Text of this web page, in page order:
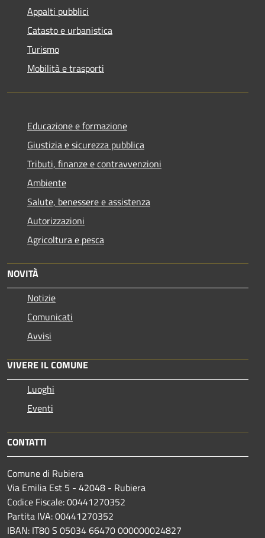
Appalti pubblici
Catasto e urbanistica
Turismo
Mobilità e trasporti
Educazione e formazione
Giustizia e sicurezza pubblica
Tributi, finanze e contravvenzioni
Ambiente
Salute, benessere e assistenza
Autorizzazioni
Agricoltura e pesca
NOVITÀ
Notizie
Comunicati
Avvisi
VIVERE IL COMUNE
Luoghi
Eventi
CONTATTI
Comune di Rubiera
Via Emilia Est 5 - 42048 - Rubiera
Codice Fiscale: 00441270352
Partita IVA: 00441270352
IBAN: IT80 S 05034 66470 000000024827